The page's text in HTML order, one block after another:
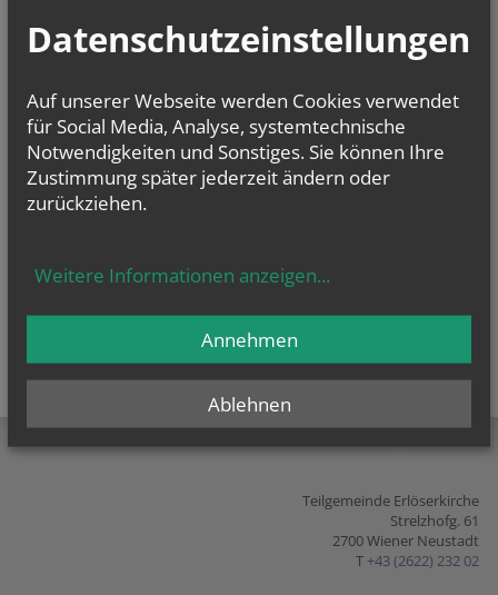
alle Einträge anzeigen
Teilgemeinde Erlöserkirche
Strelzhofg. 61
2700 Wiener Neustadt
T +43 (2622) 232 02
Datenschutzeinstellungen
Auf unserer Webseite werden Cookies verwendet
für Social Media, Analyse, systemtechnische
Notwendigkeiten und Sonstiges. Sie können Ihre
Zustimmung später jederzeit ändern oder
zurückziehen.
Weitere Informationen anzeigen...
Ablehnen
Annehmen